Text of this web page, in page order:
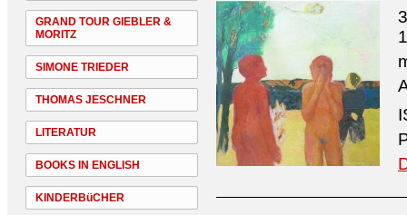
GRAND TOUR GIEBLER &
MORITZ
SIMONE TRIEDER
THOMAS JESCHNER
LITERATUR
BOOKS IN ENGLISH
KINDERBüCHER